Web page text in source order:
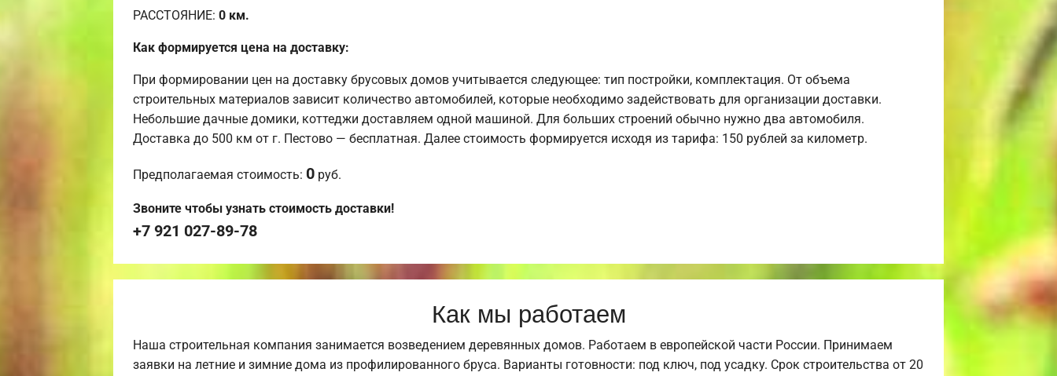
РАССТОЯНИЕ: 0 км.
Как формируется цена на доставку:
При формировании цен на доставку брусовых домов учитывается следующее: тип постройки, комплектация. От объема
строительных материалов зависит количество автомобилей, которые необходимо задействовать для организации доставки.
Небольшие дачные домики, коттеджи доставляем одной машиной. Для больших строений обычно нужно два автомобиля.
Доставка до 500 км от г. Пестово — бесплатная. Далее стоимость формируется исходя из тарифа: 150 рублей за километр.
Предполагаемая стоимость: 0 руб.
Звоните чтобы узнать стоимость доставки!
+7 921 027-89-78
Как мы работаем
Наша строительная компания занимается возведением деревянных домов. Работаем в европейской части России. Принимаем
заявки на летние и зимние дома из профилированного бруса. Варианты готовности: под ключ, под усадку. Срок строительства от 20